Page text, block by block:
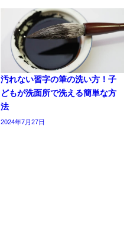
汚れない習字の筆の洗い方！子
どもが洗面所で洗える簡単な方
法
2024年7月27日